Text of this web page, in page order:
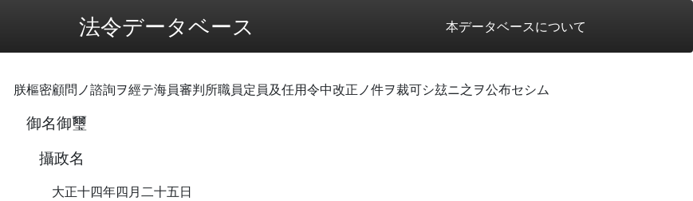
法令データベース 本データベースについて
朕樞密顧問ノ諮詢ヲ經テ海員審判所職員定員及任用令中改正ノ件ヲ裁可シ玆ニ之ヲ公布セシム
御名御璽
攝政名
大正十四年四月二十五日